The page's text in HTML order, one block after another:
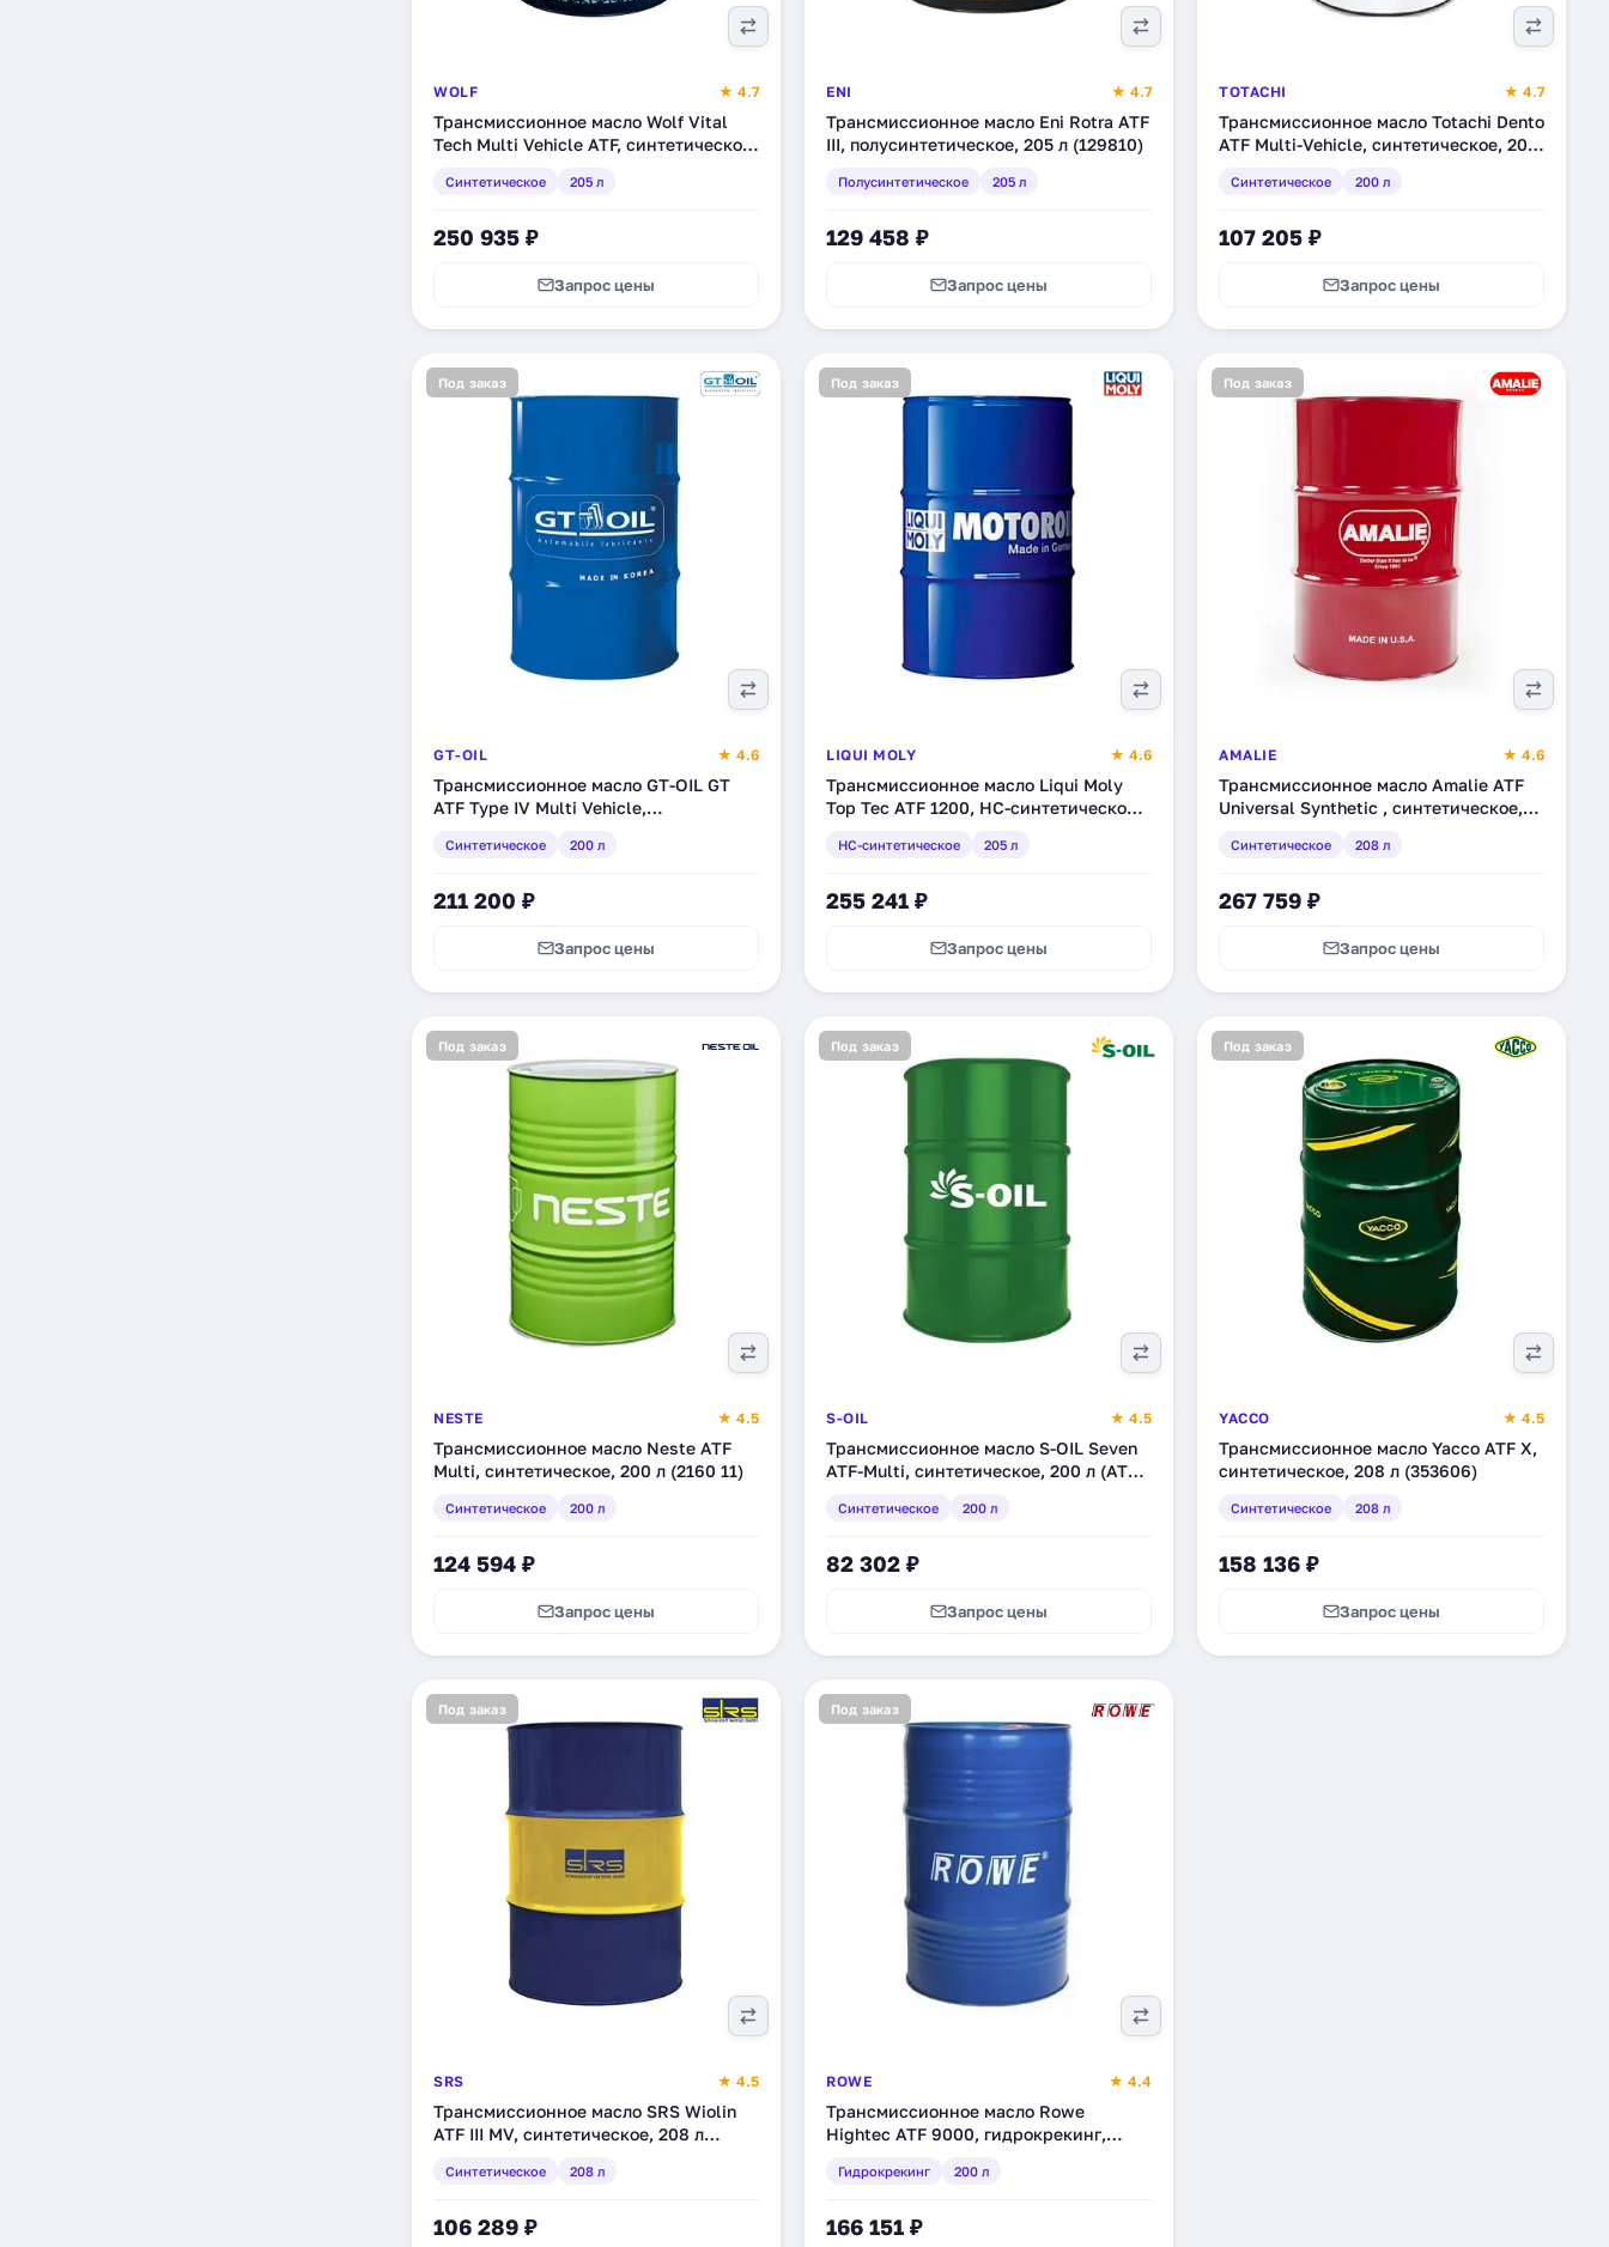
WOLF ★ 4.7
Трансмиссионное масло Wolf Vital
Tech Multi Vehicle ATF, синтетическое,
Синтетическое 205 л
250 935 ₽
Запрос цены
ENI ★ 4.7
Трансмиссионное масло Eni Rotra ATF
III, полусинтетическое, 205 л (129810)
Полусинтетическое 205 л
129 458 ₽
Запрос цены
TOTACHI ★ 4.7
Трансмиссионное масло Totachi Dento
ATF Multi-Vehicle, синтетическое, 200
Синтетическое 200 л
107 205 ₽
Запрос цены
Под заказ
GT-OIL ★ 4.6
Трансмиссионное масло GT-OIL GT
ATF Type IV Multi Vehicle,
(8809059408940)
Синтетическое 200 л
211 200 ₽
Запрос цены
Под заказ
LIQUI MOLY ★ 4.6
Трансмиссионное масло Liqui Moly
Top Tec ATF 1200, НС-синтетическое,
HC-синтетическое 205 л
255 241 ₽
Запрос цены
Под заказ
AMALIE ★ 4.6
Трансмиссионное масло Amalie ATF
Universal Synthetic , синтетическое,
Синтетическое 208 л
267 759 ₽
Запрос цены
Под заказ
NESTE ★ 4.5
Трансмиссионное масло Neste ATF
Multi, синтетическое, 200 л (2160 11)
Синтетическое 200 л
124 594 ₽
Запрос цены
Под заказ
S-OIL ★ 4.5
Трансмиссионное масло S-OIL Seven
ATF-Multi, синтетическое, 200 л (ATF-
Синтетическое 200 л
82 302 ₽
Запрос цены
Под заказ
YACCO ★ 4.5
Трансмиссионное масло Yacco ATF X,
синтетическое, 208 л (353606)
Синтетическое 208 л
158 136 ₽
Запрос цены
Под заказ
SRS ★ 4.5
Трансмиссионное масло SRS Wiolin
ATF III MV, синтетическое, 208 л
Синтетическое 208 л
106 289 ₽
Под заказ
ROWE ★ 4.4
Трансмиссионное масло Rowe
Hightec ATF 9000, гидрокрекинг,
Гидрокрекинг 200 л
166 151 ₽